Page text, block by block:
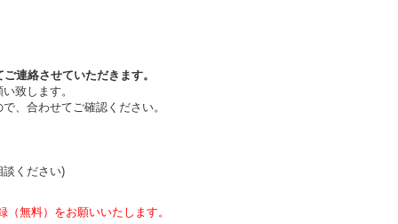
連絡させていただきます。
致します。
、合わせてご確認ください。
ください)
無料）をお願いいたします。